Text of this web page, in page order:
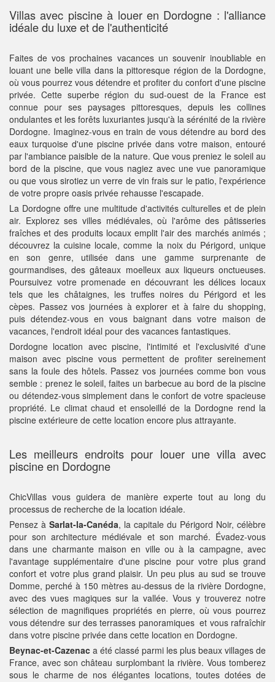
Villas avec piscine à louer en Dordogne : l'alliance
idéale du luxe et de l'authenticité
Faites de vos prochaines vacances un souvenir inoubliable en
louant une belle villa dans la pittoresque région de la Dordogne,
où vous pourrez vous détendre et profiter du confort d'une piscine
privée. Cette superbe région du sud-ouest de la France est
connue pour ses paysages pittoresques, depuis les collines
ondulantes et les forêts luxuriantes jusqu'à la sérénité de la rivière
Dordogne. Imaginez-vous en train de vous détendre au bord des
eaux turquoise d'une piscine privée dans votre maison, entouré
par l'ambiance paisible de la nature. Que vous preniez le soleil au
bord de la piscine, que vous nagiez avec une vue panoramique
ou que vous sirotiez un verre de vin frais sur le patio, l'expérience
de votre propre oasis privée rehausse l'escapade.
La Dordogne offre une multitude d'activités culturelles et de plein
air. Explorez ses villes médiévales, où l'arôme des pâtisseries
fraîches et des produits locaux emplit l'air des marchés animés ;
découvrez la cuisine locale, comme la noix du Périgord, unique
en son genre, utilisée dans une gamme surprenante de
gourmandises, des gâteaux moelleux aux liqueurs onctueuses.
Poursuivez votre promenade en découvrant les délices locaux
tels que les châtaignes, les truffes noires du Périgord et les
cèpes. Passez vos journées à explorer et à faire du shopping,
puis détendez-vous en vous baignant dans votre maison de
vacances, l'endroit idéal pour des vacances fantastiques.
Dordogne location avec piscine, l'intimité et l'exclusivité d'une
maison avec piscine vous permettent de profiter sereinement
sans la foule des hôtels. Passez vos journées comme bon vous
semble : prenez le soleil, faites un barbecue au bord de la piscine
ou détendez-vous simplement dans le confort de votre spacieuse
propriété. Le climat chaud et ensoleillé de la Dordogne rend la
piscine extérieure de cette location encore plus attrayante.
Les meilleurs endroits pour louer une villa avec
piscine en Dordogne
ChicVillas vous guidera de manière experte tout au long du
processus de recherche de la location idéale.
Pensez à Sarlat-la-Canéda, la capitale du Périgord Noir, célèbre
pour son architecture médiévale et son marché. Évadez-vous
dans une charmante maison en ville ou à la campagne, avec
l'avantage supplémentaire d'une piscine pour votre plus grand
confort et votre plus grand plaisir. Un peu plus au sud se trouve
Domme, perché à 150 mètres au-dessus de la rivière Dordogne,
avec des vues magiques sur la vallée. Vous y trouverez notre
sélection de magnifiques propriétés en pierre, où vous pourrez
vous détendre sur des terrasses panoramiques et vous rafraîchir
dans votre piscine privée dans cette location en Dordogne.
Beynac-et-Cazenac a été classé parmi les plus beaux villages de
France, avec son château surplombant la rivière. Vous tomberez
sous le charme de nos élégantes locations, toutes dotées de